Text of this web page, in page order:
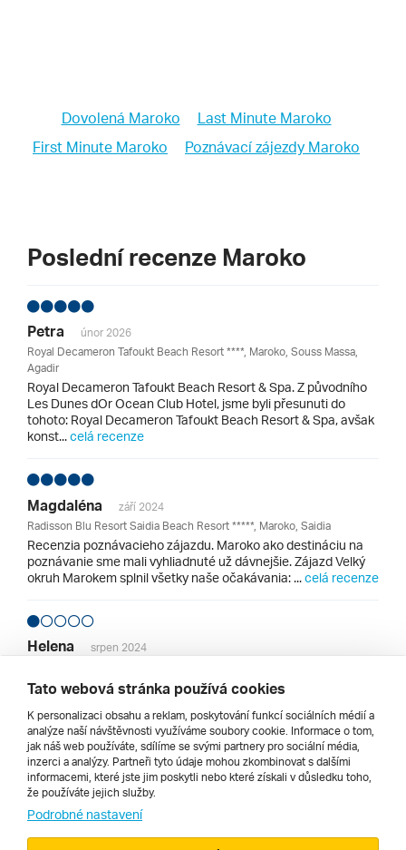
Dovolená Maroko
Last Minute Maroko
First Minute Maroko
Poznávací zájezdy Maroko
Poslední recenze Maroko
Petra
únor 2026
Royal Decameron Tafoukt Beach Resort ****, Maroko, Souss Massa,
Agadir
Royal Decameron Tafoukt Beach Resort & Spa. Z původního
Les Dunes dOr Ocean Club Hotel, jsme byli přesunuti do
tohoto: Royal Decameron Tafoukt Beach Resort & Spa, avšak
konst...celá recenze
Magdaléna
září 2024
Radisson Blu Resort Saidia Beach Resort *****, Maroko, Saidia
Recenzia poznávacieho zájazdu. Maroko ako destináciu na
poznávanie sme mali vyhliadnuté už dávnejšie. Zájazd Velký
okruh Marokem splnil všetky naše očakávania: ...celá recenze
Helena
srpen 2024
Agadir
Hnus celkového hotelu. Itento hotel katastrofa,v jídelně
špína,šváby,nedostatek ovoce,jídla malý výběr,sýry na
vyžádání občas při zroše štěstí se host do...celá recenze
Všechny recenze hotelů v lokalitě Maroko
Tato webová stránka používá cookies
K personalizaci obsahu a reklam, poskytování funkcí sociálních médií a
analýze naší návštěvnosti využíváme soubory cookie. Informace o tom,
jak náš web používáte, sdílíme se svými partnery pro sociální média,
inzerci a analýzy. Partneři tyto údaje mohou zkombinovat s dalšími
informacemi, které jste jim poskytli nebo které získali v důsledku toho,
že používáte jejich služby.
Podrobné nastavení